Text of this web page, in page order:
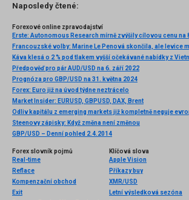
Naposledy čtené:
Forexové online zpravodajství
Předpověď pro pár AUD/USD na 6. září 2022
Prognóza pro GBP/USD na 31. května 2024
Forex: Euro již na úvod týdne neztrácelo
Market Insider: EURUSD, GBPUSD, DAX, Brent
Steenovy zápisky: Když změna není změnou
GBP/USD – Denní pohled 2.4.2014
Forex slovník pojmů
Real-time
Reflace
Kompenzační obchod
Exit
Klíčová slova
Apple Vision
Příkazy buy
XMR/USD
Letní výsledková sezóna